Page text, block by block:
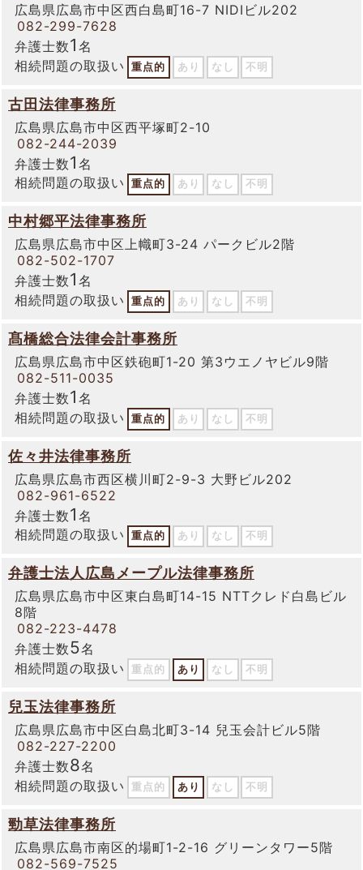
広島県広島市中区西白島町16-7 NIDIビル202
082-299-7628
弁護士数1 名
相続問題の取扱い
重点的 あり なし 不明
古田法律事務所
広島県広島市中区西平塚町2-10
082-244-2039
弁護士数1 名
相続問題の取扱い
重点的 あり なし 不明
中村郷平法律事務所
広島県広島市中区上幟町3-24 パークビル2階
082-502-1707
弁護士数1 名
相続問題の取扱い
重点的 あり なし 不明
髙橋総合法律会計事務所
広島県広島市中区鉄砲町1-20 第3ウエノヤビル9階
082-511-0035
弁護士数1 名
相続問題の取扱い
重点的 あり なし 不明
佐々井法律事務所
広島県広島市西区横川町2-9-3 大野ビル202
082-961-6522
弁護士数1 名
相続問題の取扱い
重点的 あり なし 不明
弁護士法人広島メープル法律事務所
広島県広島市中区東白島町14-15 NTTクレド白島ビル
8階
082-223-4478
弁護士数5名
相続問題の取扱い
重点的 あり なし 不明
兒玉法律事務所
広島県広島市中区白島北町3-14 兒玉会計ビル5階
082-227-2200
弁護士数8名
相続問題の取扱い
重点的 あり なし 不明
勁草法律事務所
広島県広島市南区的場町1-2-16 グリーンタワー5階
082-569-7525